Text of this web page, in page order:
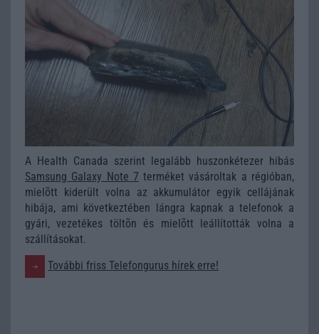
A Health Canada szerint legalább huszonkétezer hibás
Samsung Galaxy Note 7 terméket vásároltak a régióban,
mielõtt kiderült volna az akkumulátor egyik cellájának
hibája, ami következtében lángra kapnak a telefonok a
gyári, vezetékes töltõn és mielõtt leállították volna a
szállításokat.
További friss Telefongurus hírek erre!